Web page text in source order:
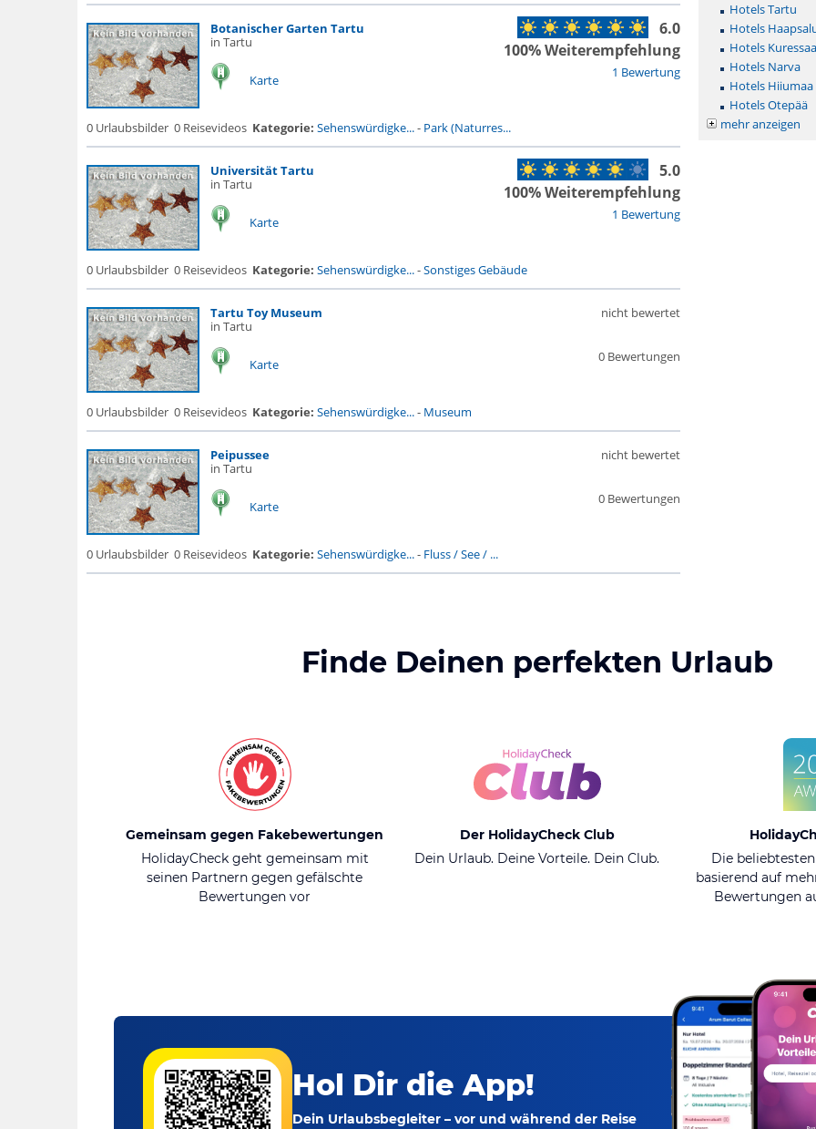
Botanischer Garten Tartu
in Tartu
Karte 1 Bewertung
6.0
100% Weiterempfehlung
0 Urlaubsbilder 0 Reisevideos Kategorie: Sehenswürdigke...- Park (Naturres...
Universität Tartu
in Tartu
Karte 1 Bewertung
5.0
100% Weiterempfehlung
0 Urlaubsbilder 0 Reisevideos Kategorie: Sehenswürdigke...-Sonstiges Gebäude
Tartu Toy Museum
in Tartu
Karte 0 Bewertungen
nicht bewertet
0 Urlaubsbilder 0 Reisevideos Kategorie: Sehenswürdigke...- Museum
Peipussee
in Tartu
Karte 0 Bewertungen
nicht bewertet
0 Urlaubsbilder 0 Reisevideos Kategorie: Sehenswürdigke...- Fluss / See / ...
Hotels Tartu
Hotels
Hotels
Hotels Narva
Hotels Hiiumaa
Hotels Otepää
mehr anzeigen
Finde Deinen perfekten Urlaub
Gemeinsam gegen Fakebewertungen
HolidayCheck geht gemeinsam mit
seinen Partnern gegen gefälschte
Bewertungen vor
Der HolidayCheck Club
Dein Urlaub. Deine Vorteile. Dein Club.
Die
basierend auf
Bewertungen
Hol Dir die App!
Dein Urlaubsbegleiter – vor und während der Reise